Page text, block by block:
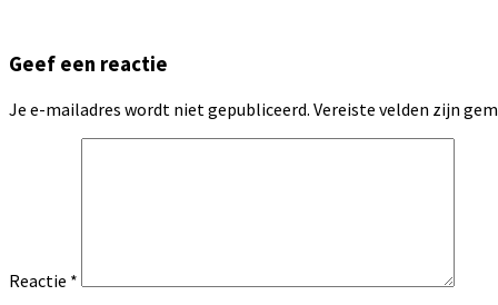
Geef een reactie
Je e-mailadres wordt niet gepubliceerd. Vereiste velden zijn
Reactie *